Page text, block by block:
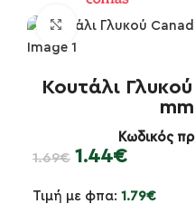
Κλικ για μεγέθυνση
Κουτάλι
Κωδικός
1.69€ 1.44€
Τιμή με φπα: 1.79€